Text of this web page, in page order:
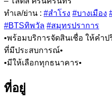
ทำเล/ย่าน : #สำโรง #บางเมือง
#BTSทิพวัล #สมุทรปราการ
•พร้อมบริการจัดสินเชื่อ ให้คำ
ที่มีประสบการณ์•
•มีให้เลือกทุกธนาคาร•
ที่อยู่